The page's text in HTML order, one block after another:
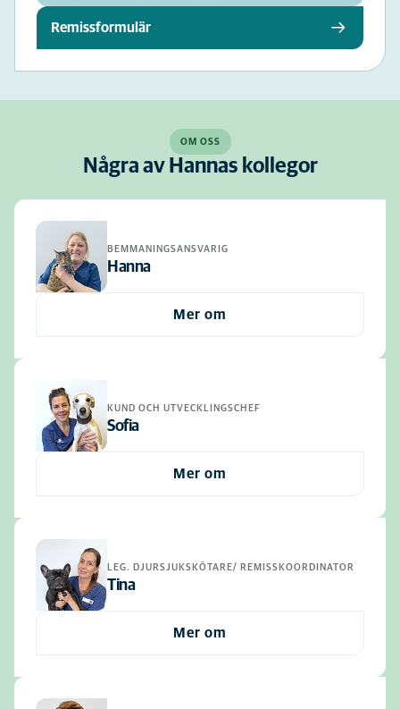
Remissformulär
OM OSS
Några av Hannas kollegor
BEMMANINGSANSVARIG
Hanna
Mer om
KUND OCH UTVECKLINGSCHEF
Sofia
Mer om
LEG. DJURSJUKSKÖTARE/ REMISSKOORDINATOR
Tina
Mer om